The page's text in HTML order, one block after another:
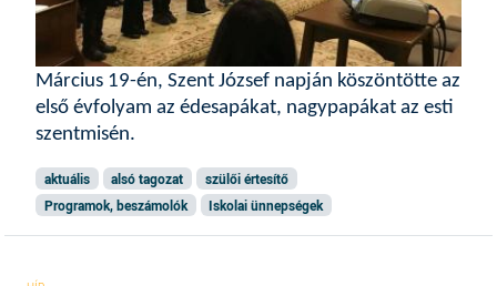
Március 19-én, Szent József napján köszöntötte az
első évfolyam az édesapákat, nagypapákat az esti
szentmisén.
aktuális alsó tagozat
szülői értesítő
Programok, beszámolók
Iskolai ünnepségek